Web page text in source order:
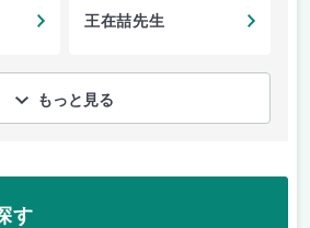
王在喆先生
もっと見る
す